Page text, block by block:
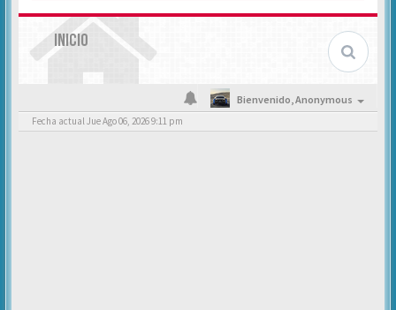
INICIO
Bienvenido,Anonymous
Fecha actual Jue Ago 06, 2026 9:11 pm